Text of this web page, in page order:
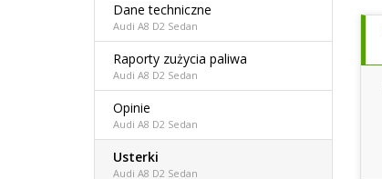
Dane techniczne
Audi A8 D2 Sedan
Raporty zużycia paliwa
Audi A8 D2 Sedan
Opinie
Audi A8 D2 Sedan
Usterki
Audi A8 D2 Sedan